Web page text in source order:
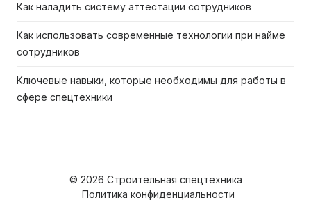
Как наладить систему аттестации сотрудников
Как использовать современные технологии при найме
сотрудников
Ключевые навыки, которые необходимы для работы в
сфере спецтехники
© 2026 Строительная спецтехника
Политика конфиденциальности